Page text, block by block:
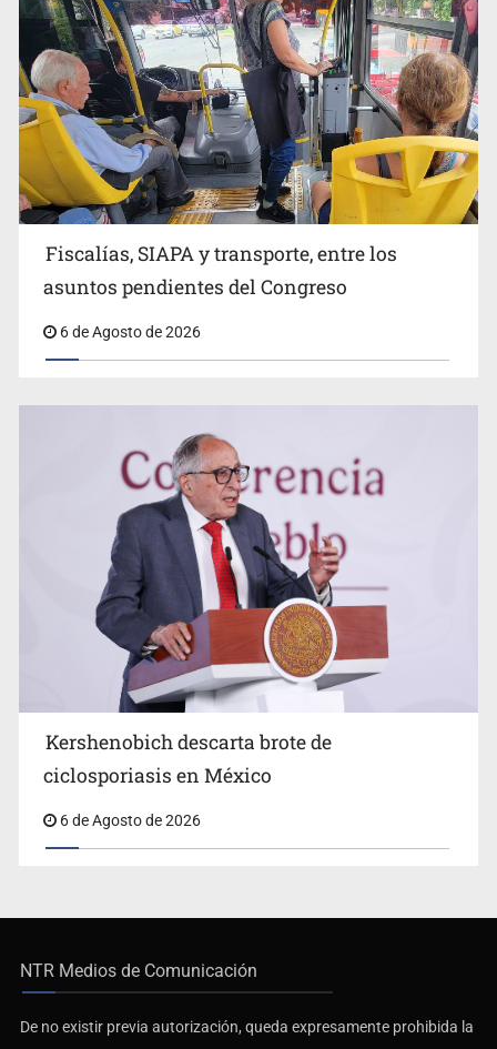
Fiscalía va por más involucrados en el feminicidio de
Valeria Márquez
Fiscalías, SIAPA y transporte, entre los
asuntos pendientes del Congreso
6 de Agosto de 2026
Kershenobich descarta brote de
ciclosporiasis en México
6 de Agosto de 2026
NTR Medios de Comunicación
De no existir previa autorización, queda expresamente prohibida la